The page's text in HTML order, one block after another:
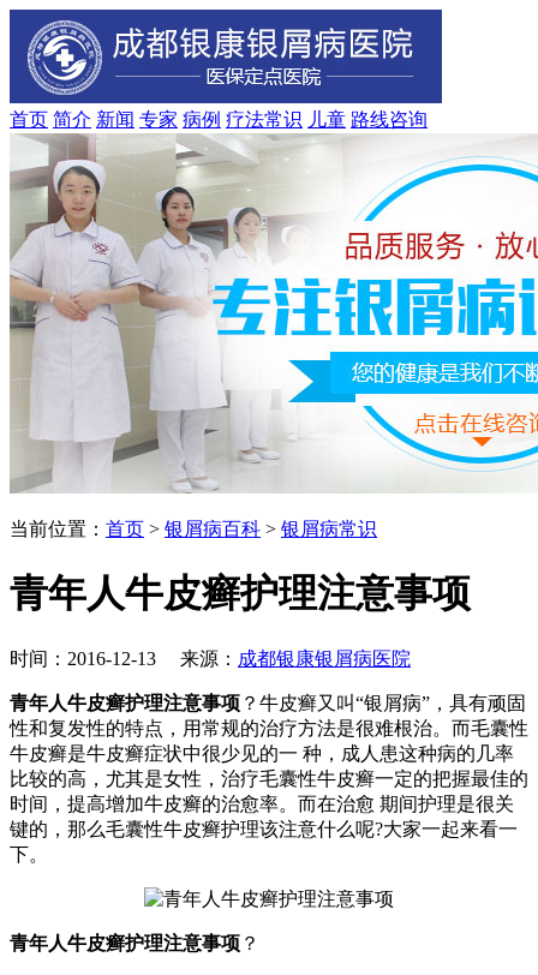
首页 简介 新闻 专家 病例 疗法常识 儿童 路线咨询
当前位置： 首页 > 银屑病百科 > 银屑病常识
青年人牛皮癣护理注意事项
时间：2016-12-13 来源： 成都银康银屑病医院
青年人牛皮癣护理注意事项 ？牛皮癣又叫“银屑病”，具有顽固
性和复发性的特点，用常规的治疗方法是很难根治。而毛囊性
牛皮癣是牛皮癣症状中很少见的一 种，成人患这种病的几率
比较的高，尤其是女性，治疗毛囊性牛皮癣一定的把握最佳的
时间，提高增加牛皮癣的治愈率。而在治愈 期间护理是很关
键的，那么毛囊性牛皮癣护理该注意什么呢?大家一起来看一
下。
青年人牛皮癣护理注意事项 ？